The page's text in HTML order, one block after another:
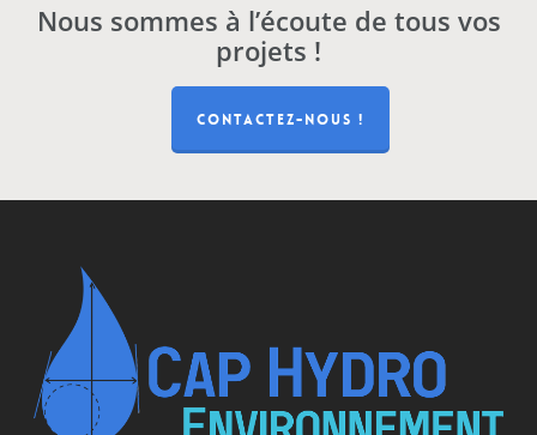
Nous sommes à l’écoute de tous vos
projets !
CONTACTEZ-NOUS !